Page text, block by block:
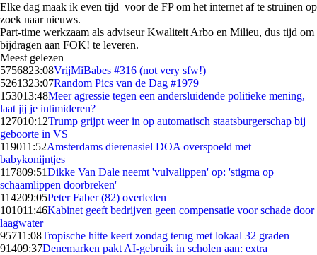
Elke dag maak ik even tijd voor de FP om het internet af te struinen op
zoek naar nieuws.
Part-time werkzaam als adviseur Kwaliteit Arbo en Milieu, dus tijd om
bijdragen aan FOK! te leveren.
Meest gelezen
5756823:08VrijMiBabes #316 (not very sfw!)
5261323:07Random Pics van de Dag #1979
153013:48Meer agressie tegen een andersluidende politieke mening,
laat jij je intimideren?
127010:12Trump grijpt weer in op automatisch staatsburgerschap bij
geboorte in VS
119011:52Amsterdams dierenasiel DOA overspoeld met
babykonijntjes
117809:51Dikke Van Dale neemt 'vulvalippen' op: 'stigma op
schaamlippen doorbreken'
114209:05Peter Faber (82) overleden
101011:46Kabinet geeft bedrijven geen compensatie voor schade door
laagwater
95711:08Tropische hitte keert zondag terug met lokaal 32 graden
91409:37Denemarken pakt AI-gebruik in scholen aan: extra